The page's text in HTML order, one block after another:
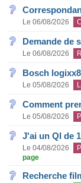
Le 06/08/2026
Demande de
Le 06/08/2026
Bosch
Le 05/08/2026
Comment
Le 05/08/2026
J'ai un QI de
Le 04/08/2026
page
Recherche